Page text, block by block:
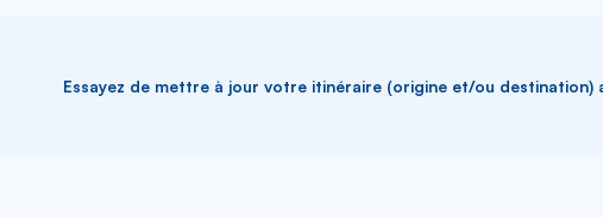
Essayez de mettre à jour votre itinéraire (origine et/ou